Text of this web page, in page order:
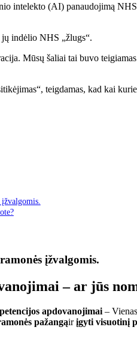
intelekto (AI) panaudojimą
indėlio NHS „žlugs“.
Mūsų šaliai tai buvo
teigdamas, kad kai
įžvalgomis.
įžvalgomis.
– ar jūs
apdovanojimai–
pažangąirįgyti visuotinį